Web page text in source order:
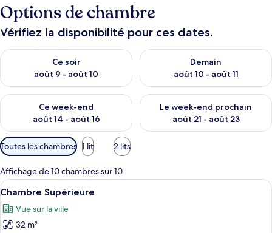
Options de chambre
Vérifiez la disponibilité pour ces dates.
Ce soir
août 9 - août 10
Vérifier la disponibilité pour ce soir août 9 - août 10
Demain
août 10 - août 11
Vérifier la disponibilité pour
Ce week-end
août 14 - août 16
Vérifier la disponibilité pour ce week-end août 14 - août 16
Le week-end prochain
août 21 - août 23
Vérifier la disponibilité pour
Filtres
disponibles
pour
les
chambres
Toutes les chambres 1 lit 2 lits
Affichage de 10 chambres sur 10
Afficher
toutes
les
photos
Une chambre d’hôtel comprenant
4
Chambre Supérieure
Vue sur la ville
32 m²